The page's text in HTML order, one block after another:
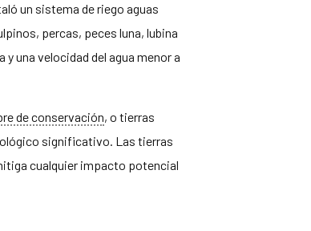
un sistema de riego aguas
percas, peces luna, lubina
una velocidad del agua menor a
de conservación, o tierras
significativo. Las tierras
cualquier impacto potencial